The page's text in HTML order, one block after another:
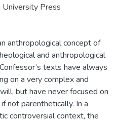
Press
anthropological concept of
and anthropological
texts have always
on a very complex and
but have never focused on
not parenthetically. In a
controversial context, the